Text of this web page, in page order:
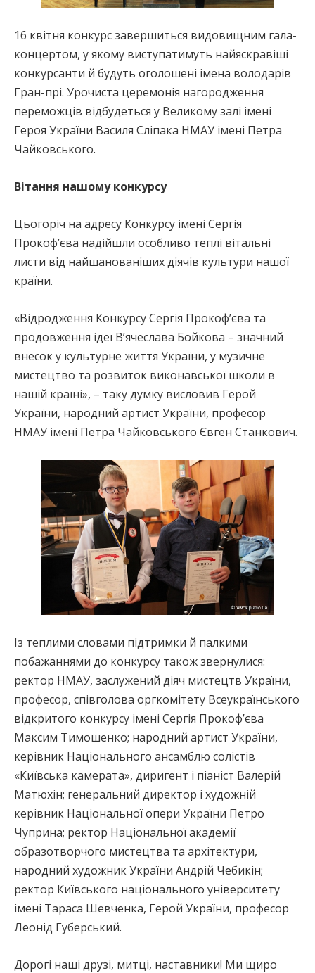
16 квітня конкурс завершиться видовищним гала-
концертом, у якому виступатимуть найяскравіші
конкурсанти й будуть оголошені імена володарів
Гран-прі. Урочиста церемонія нагородження
переможців відбудеться у Великому залі імені
Героя України Василя Сліпака НМАУ імені Петра
Чайковського.
Вітання нашому конкурсу
Цьогоріч на адресу Конкурсу імені Сергія
Прокоф’єва надійшли особливо теплі вітальні
листи від найшанованіших діячів культури нашої
країни.
«Відродження Конкурсу Сергія Прокоф’єва та
продовження ідеї В’ячеслава Бойкова – значний
внесок у культурне життя України, у музичне
мистецтво та розвиток виконавської школи в
нашій країні», – таку думку висловив Герой
України, народний артист України, професор
НМАУ імені Петра Чайковського Євген Станкович.
Із теплими словами підтримки й палкими
побажаннями до конкурсу також звернулися:
ректор НМАУ, заслужений діяч мистецтв України,
професор, співголова оргкомітету Всеукраїнського
відкритого конкурсу імені Сергія Прокоф’єва
Максим Тимошенко; народний артист України,
керівник Національного ансамблю солістів
«Київська камерата», диригент і піаніст Валерій
Матюхін; генеральний директор і художній
керівник Національної опери України Петро
Чуприна; ректор Національної академії
образотворчого мистецтва та архітектури,
народний художник України Андрій Чебикін;
ректор Київського національного університету
імені Тараса Шевченка, Герой України, професор
Леонід Губерський.
Дорогі наші друзі, митці, наставники! Ми щиро